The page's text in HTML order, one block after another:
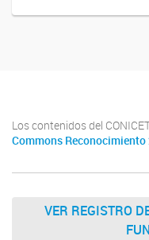
Los contenidos del
Commons
VER REGISTRO